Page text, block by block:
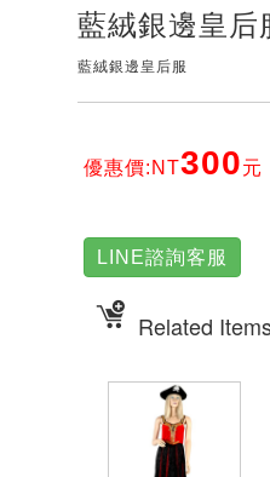
藍絨銀邊皇
藍絨銀邊皇后服
優惠價:NT300元
LINE諮詢客服
Related